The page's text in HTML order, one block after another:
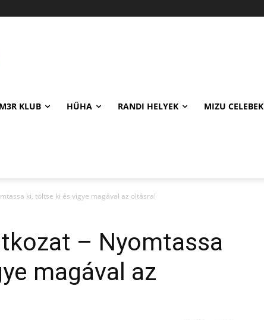
KLUB HŰHA RANDI HELYEK MIZU CELEBEK
ki, töltse ki és vigye magával az oltásra!
– Nyomtassa
magával az